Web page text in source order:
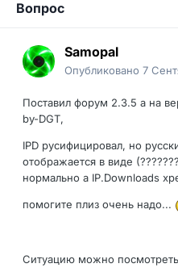
Вопрос
Samopal
Опубликовано 7
Поставил форум 2.3.5 а на
by-DGT,
IPD русифицировал, но
отображается в виде
нормально а IP.Downloads
помогите плиз очень надо...
Ситуацию можно